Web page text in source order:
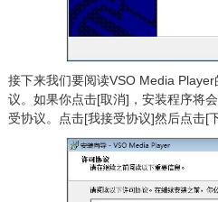
接下来我们要阅读VSO Media
议。如果你点击[取消]，安装程序将
受协议。点击[我接受协议]然后点击[